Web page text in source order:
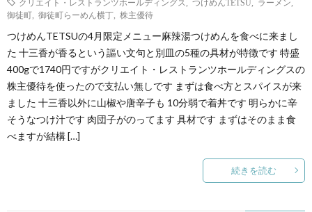
クリエイト・レストランツホールディングス
つけめんTETSU ラーメン
御徒町
御徒町らーめん横丁 株主優待
つけめんTETSUの4月限定メニュー麻辣湯つけめんを食べに来まし
た 十三香が香るという謳い文句と別皿の5種の具材が特徴です 特盛
400gで1740円ですがクリエイト・レストランツホールディングスの
株主優待を使ったので支払い無しです まずは食べ方とスパイスが来
ました 十三香以外に山椒や唐辛子も 10分弱で着丼です 明らかに辛
そうなつけ汁です 肉団子がのってます 具材です まずはそのまま食
べますが結構 […]
続きを読む